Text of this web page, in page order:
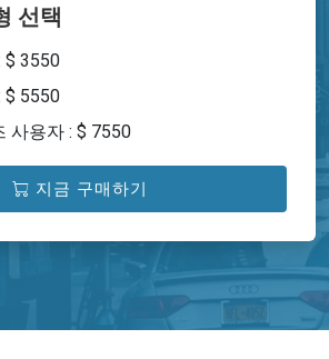
선택
$ 3550
$ 5550
사용자 : $ 7550
지금 구매하기